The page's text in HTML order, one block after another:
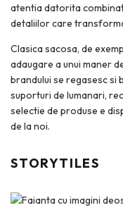
atentia datorita
detaliilor care
Clasica sacosa, de
adaugare a unui maner
brandului se regasesc si
suporturi de lumanari,
selectie de produse e
de la noi.
STORYTILES